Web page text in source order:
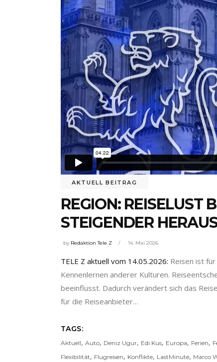
AKTUELL BEITRAG
REGION: REISELUST
STEIGENDER
by Redaktion Tele Z 14. Mai 2026
TELE Z aktuell vom 14.05.2026: Reisen ist
Kennenlernen anderer Kulturen.
beeinflusst. Dadurch verändert sich das
für die Reiseanbieter…
TAGS:
Aktuell, Auto, Deniz Ugur, Edi Kus, Europa, Ferien,
Flexibilität, Flugreisen, Konflikte, LastMinute, Marco